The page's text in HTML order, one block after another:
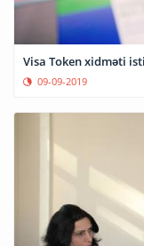
Visa Token xidməti
09-09-2019